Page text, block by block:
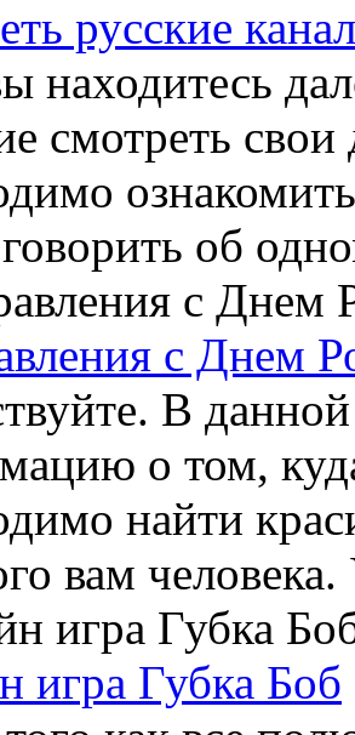
русские
находитесь
смотреть
об
с Днем
В
о том,
найти
вам
игра Губка Боб